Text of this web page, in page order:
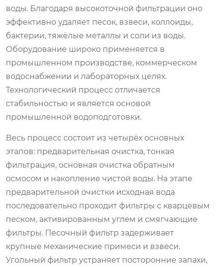
воды. Благодаря высокоточной фильтрации оно
эффективно удаляет песок, взвеси, коллоиды,
бактерии, тяжёлые металлы и соли из воды.
Оборудование широко применяется в
промышленном производстве, коммерческом
водоснабжении и лабораторных целях.
Технологический процесс отличается
стабильностью и является основой
промышленной водоподготовки.
Весь процесс состоит из четырёх основных
этапов: предварительная очистка, тонкая
фильтрация, основная очистка обратным
осмосом и накопление чистой воды. На этапе
предварительной очистки исходная вода
последовательно проходит фильтры с кварцевым
песком, активированным углем и смягчающие
фильтры. Песочный фильтр задерживает
крупные механические примеси и взвеси.
Угольный фильтр устраняет посторонние запахи,